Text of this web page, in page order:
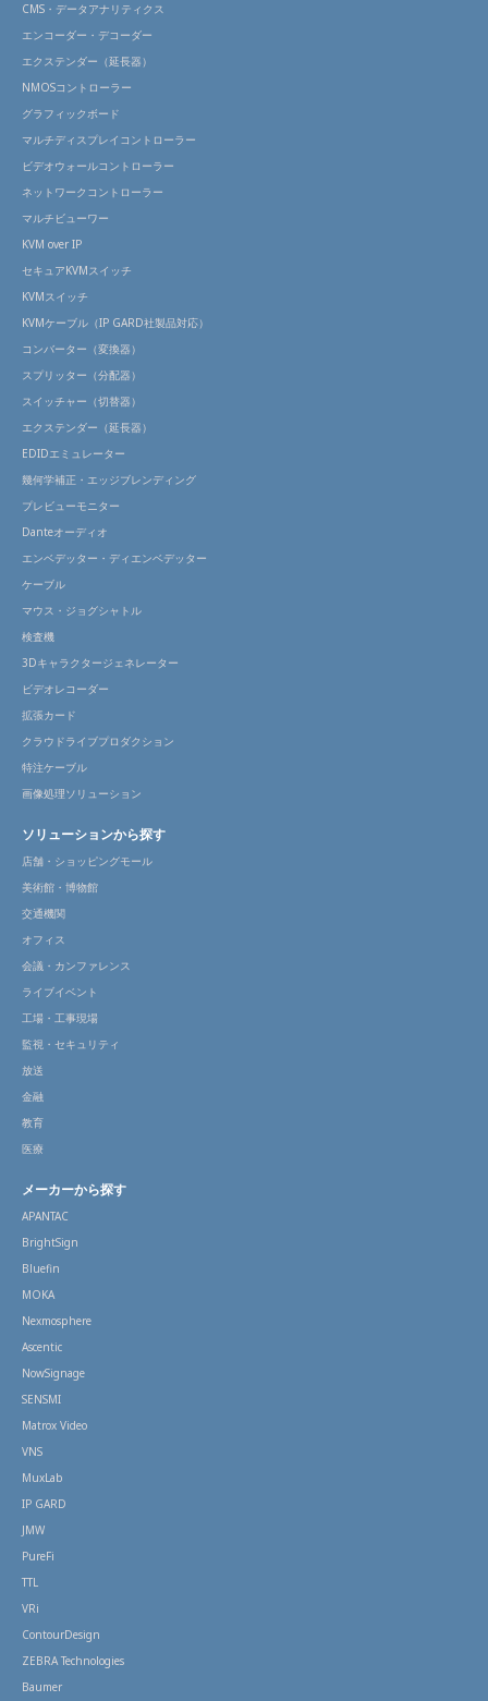
CMS・データアナリティクス
エンコーダー・デコーダー
エクステンダー（延長器）
NMOSコントローラー
グラフィックボード
マルチディスプレイコントローラー
ビデオウォールコントローラー
ネットワークコントローラー
マルチビューワー
KVM over IP
セキュアKVMスイッチ
KVMスイッチ
KVMケーブル（IP GARD社製品対応）
コンバーター（変換器）
スプリッター（分配器）
スイッチャー（切替器）
エクステンダー（延長器）
EDIDエミュレーター
幾何学補正・エッジブレンディング
プレビューモニター
Danteオーディオ
エンベデッター・ディエンベデッター
ケーブル
マウス・ジョグシャトル
検査機
3Dキャラクタージェネレーター
ビデオレコーダー
拡張カード
クラウドライブプロダクション
特注ケーブル
画像処理ソリューション
ソリューションから探す
店舗・ショッピングモール
美術館・博物館
交通機関
オフィス
会議・カンファレンス
ライブイベント
工場・工事現場
監視・セキュリティ
放送
金融
教育
医療
メーカーから探す
APANTAC
BrightSign
Bluefin
MOKA
Nexmosphere
Ascentic
NowSignage
SENSMI
Matrox Video
VNS
MuxLab
IP GARD
JMW
PureFi
TTL
VRi
ContourDesign
ZEBRA Technologies
Baumer